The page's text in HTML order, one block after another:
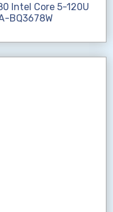
Intel Core 5-120U
BQ3678W